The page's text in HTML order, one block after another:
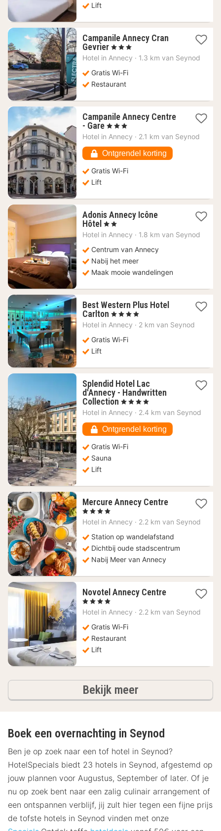
Lift
Campanile Annecy Cran
Gevrier 1
nacht
vanaf
93,89
€
, 3 Sterren
Hotel in Annecy · 1.3 km van Seynod
Gratis Wi-Fi
Restaurant
Campanile Annecy Centre
- Gare 1
nacht
155,76
€
, 3 Sterren
Hotel in Annecy · 2.1 km van Seynod
Ontgrendel korting
Gratis Wi-Fi
Lift
Adonis Annecy Icône
Hôtel 1
nacht
98
€
, 2 Sterren
Hotel in Annecy · 1.8 km van Seynod
Centrum van Annecy
Nabij het meer
Maak mooie wandelingen
Best Western Plus Hotel
Carlton 1
nacht
vanaf
207,01
, 4 Sterren
Hotel in Annecy · 2 km van Seynod
Gratis Wi-Fi
Lift
Splendid Hotel Lac
d'Annecy - Handwritten
Collection 1
nacht
vanaf
234,60
€
, 4 Sterren
Hotel in Annecy · 2.4 km van Seynod
Ontgrendel korting
Gratis Wi-Fi
Sauna
Lift
Mercure Annecy Centre1
vanaf
€
, 4 Sterren
Hotel in Annecy · 2.2 km van Seynod
Station op wandelafstand
Dichtbij oude stadscentrum
Nabij Meer van Annecy
Novotel Annecy Centre1
vanaf
205,45
, 4 Sterren
Hotel in Annecy · 2.2 km van Seynod
Gratis Wi-Fi
Restaurant
Lift
Bekijk meerhotels
Boek een overnachting in Seynod
Ben je op zoek naar een tof hotel in Seynod?
HotelSpecials biedt 23 hotels in Seynod, afgestemd op
jouw plannen voor Augustus, September of later. Of je
nu op zoek bent naar een zalig culinair arrangement of
een ontspannen verblijf, jij zult hier tegen een fijne prijs
de tofste hotels in Seynod vinden met onze